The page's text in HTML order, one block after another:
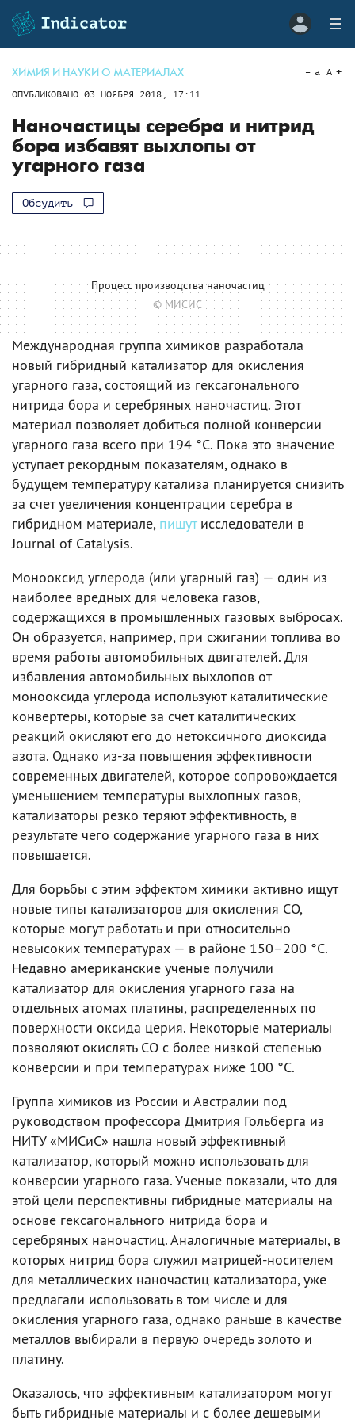
ХИМИЯ И НАУКИ О МАТЕРИАЛАХ
ОПУБЛИКОВАНО 03 НОЯБРЯ 2018, 17:11
a A
Наночастицы серебра и нитрид
бора избавят выхлопы от
угарного газа
Обсудить
Процесс производства наночастиц
© МИСИС
Международная группа химиков разработала
новый гибридный катализатор для окисления
угарного газа, состоящий из гексагонального
нитрида бора и серебряных наночастиц. Этот
материал позволяет добиться полной конверсии
угарного газа всего при 194 °C. Пока это значение
уступает рекордным показателям, однако в
будущем температуру катализа планируется снизить
за счет увеличения концентрации серебра в
гибридном материале, пишутисследователи в
Journal of Catalysis.
Монооксид углерода (или угарный газ) — один из
наиболее вредных для человека газов,
содержащихся в промышленных газовых выбросах.
Он образуется, например, при сжигании топлива во
время работы автомобильных двигателей. Для
избавления автомобильных выхлопов от
монооксида углерода используют каталитические
конвертеры, которые за счет каталитических
реакций окисляют его до нетоксичного диоксида
азота. Однако из-за повышения эффективности
современных двигателей, которое сопровождается
уменьшением температуры выхлопных газов,
катализаторы резко теряют эффективность, в
результате чего содержание угарного газа в них
повышается.
Для борьбы с этим эффектом химики активно ищут
новые типы катализаторов для окисления CO,
которые могут работать и при относительно
невысоких температурах — в районе 150–200 °C.
Недавно американские ученые получили
катализатор для окисления угарного газа на
отдельных атомах платины, распределенных по
поверхности оксида церия. Некоторые материалы
позволяют окислять CO с более низкой степенью
конверсии и при температурах ниже 100 °C.
Группа химиков из России и Австралии под
руководством профессора Дмитрия Гольберга из
НИТУ «МИСиС» нашла новый эффективный
катализатор, который можно использовать для
конверсии угарного газа. Ученые показали, что для
этой цели перспективны гибридные материалы на
основе гексагонального нитрида бора и
серебряных наночастиц. Аналогичные материалы, в
которых нитрид бора служил матрицей-носителем
для металлических наночастиц катализатора, уже
предлагали использовать в том числе и для
окисления угарного газа, однако раньше в качестве
металлов выбирали в первую очередь золото и
платину.
Оказалось, что эффективным катализатором могут
быть гибридные материалы и с более дешевыми